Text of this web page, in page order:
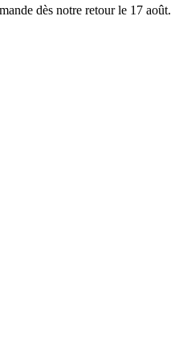
dès notre retour le 17 août.